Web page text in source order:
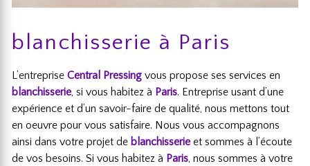
blanchisserie à Paris
L’entreprise Central Pressing vous propose ses services en
blanchisserie, si vous habitez à Paris. Entreprise usant d’une
expérience et d’un savoir-faire de qualité, nous mettons tout
en oeuvre pour vous satisfaire. Nous vous accompagnons
ainsi dans votre projet de blanchisserie et sommes à l’écoute
de vos besoins. Si vous habitez à Paris, nous sommes à votre